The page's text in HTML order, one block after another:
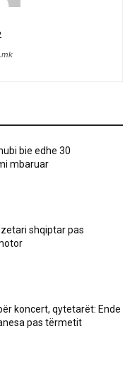
bie edhe 30
mbaruar
shqiptar pas
koncert, qytetarët: Ende
pas tërmetit